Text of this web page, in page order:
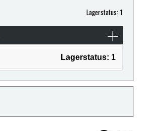
Lagerstatus: 1
Lagerstatus: 1